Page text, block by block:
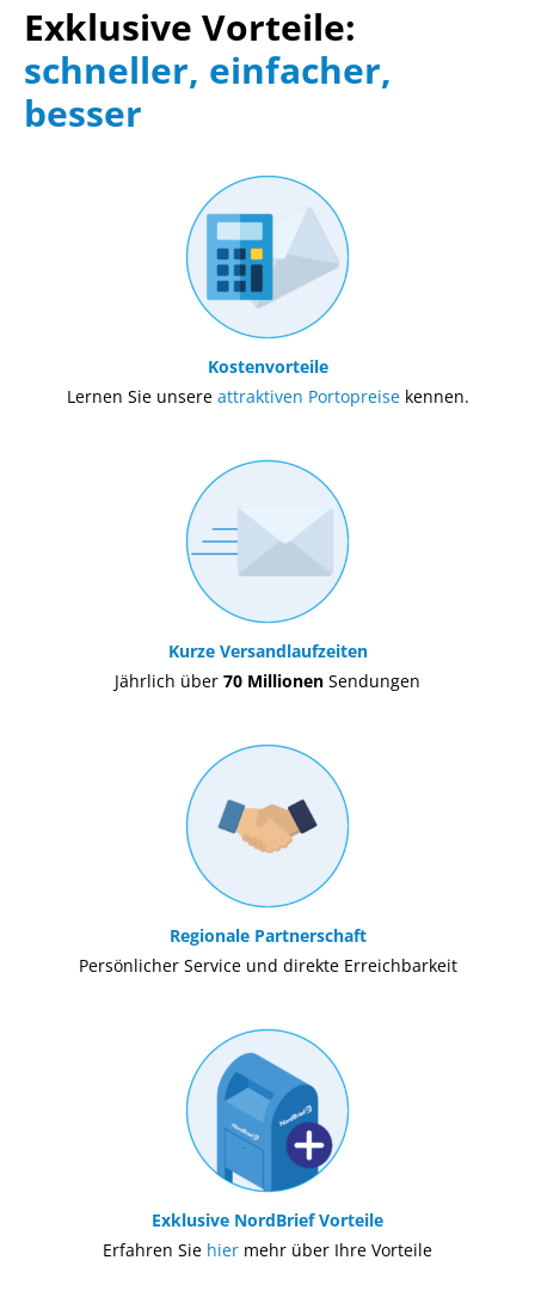
Exklusive Vorteile:
schneller, einfacher,
besser
Kostenvorteile
Lernen Sie unsere attraktiven Portopreisekennen.
Kurze Versandlaufzeiten
Jährlich über 70 Millionen Sendungen
Regionale Partnerschaft
Persönlicher Service und direkte Erreichbarkeit
Exklusive NordBrief Vorteile
Erfahren Sie hier mehr über Ihre Vorteile